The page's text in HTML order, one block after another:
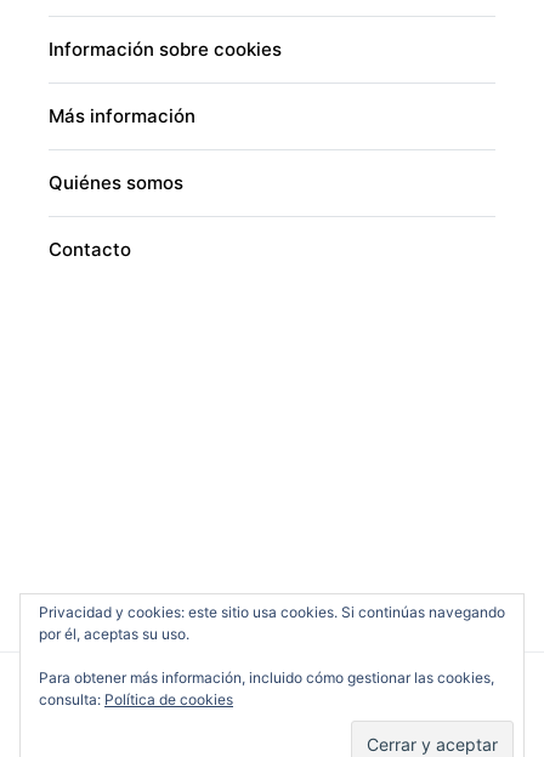
Información sobre cookies
Más información
Quiénes somos
Contacto
Privacidad y cookies: este sitio usa cookies. Si continúas navegando
por él, aceptas su uso.
Para obtener más información, incluido cómo gestionar las cookies,
consulta: Política de cookies